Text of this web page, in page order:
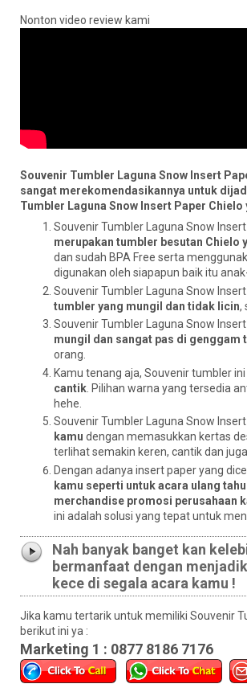
Nonton video review kami
Souvenir Tumbler Laguna Snow Insert
sangat merekomendasikannya untuk
Tumbler Laguna Snow Insert Paper
Souvenir Tumbler Laguna Snow
merupakan tumbler besutan Chielo
dan sudah BPA Free serta
digunakan oleh siapapun baik itu
Souvenir Tumbler Laguna Snow
tumbler yang mungil dan tidak licin,
Souvenir Tumbler Laguna Snow
mungil dan sangat pas di genggam
orang.
Kamu tenang aja, Souvenir tumbler ini
cantik . Pilihan warna yang tersedia
hehe.
Souvenir Tumbler Laguna Snow
kamu dengan memasukkan kertas
terlihat semakin keren, cantik dan
Dengan adanya insert paper yang
kamu seperti untuk acara ulang
merchandise promosi perusahaan
ini adalah solusi yang tepat untuk
Nah banyak banget kan
bermanfaat dengan
kece di segala acara kamu !
Jika kamu tertarik untuk memiliki Souvenir
berikut ini ya :
Marketing 1 : 0877 8186 7176